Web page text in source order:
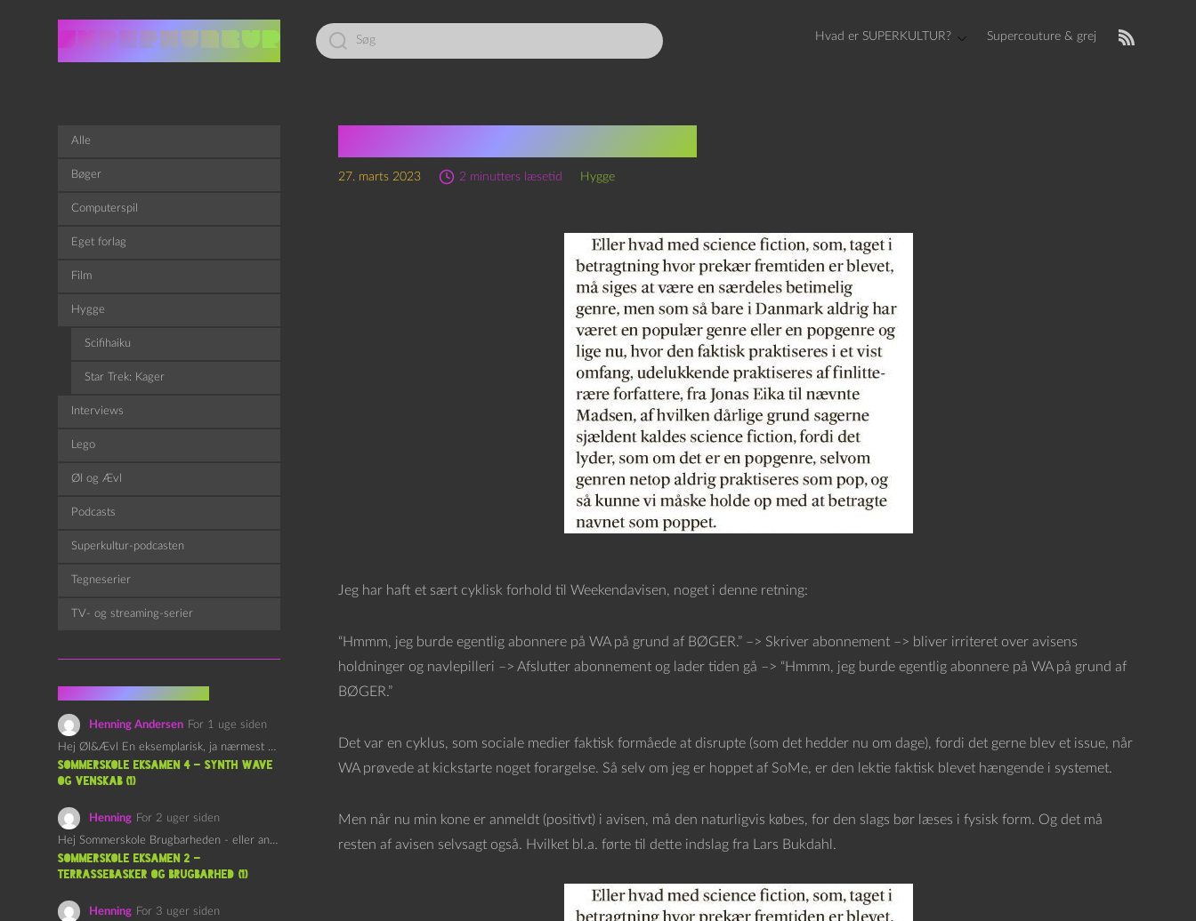
Led
efter:
Hvad er SUPERKULTUR? Supercouture & grej
27. marts 2023 2 minutters læsetid Hygge
Jeg har haft et sært cyklisk forhold til Weekendavisen, noget i denne retning:
“Hmmm, jeg burde egentlig abonnere på WA på grund af BØGER.” –> Skriver abonnement –> bliver irriteret over avisens
holdninger og navlepilleri –> Afslutter abonnement og lader tiden gå –> “Hmmm, jeg burde egentlig abonnere på WA på grund af
BØGER.”
Det var en cyklus, som sociale medier faktisk formåede at disrupte (som det hedder nu om dage), fordi det gerne blev et issue, når
WA prøvede at kickstarte noget forargelse. Så selv om jeg er hoppet af SoMe, er den lektie faktisk blevet hængende i systemet.
Men når nu min kone er anmeldt (positivt) i avisen, må den naturligvis købes, for den slags bør læses i fysisk form. Og det må
resten af avisen selvsagt også. Hvilket bl.a. førte til dette indslag fra Lars Bukdahl.
Alle
Bøger
Computerspil
Eget forlag
Film
Hygge
Scifihaiku
Star Trek: Kager
Interviews
Lego
Øl og Ævl
Podcasts
Superkultur-podcasten
Tegneserier
TV- og streaming-serier
Henning Andersen For 1 uge siden
Hej Øl&Ævl En eksemplarisk, ja nærmest yndefuld, afslutning på SOMMERSKOLEN.…
Sommerskole Eksamen 4 – Synth Wave
og Venskab (1)
Henning For 2 uger siden
Hej Sommerskole Brugbarheden - eller anvendeligheden - af "Øl&Ævl" er…
Sommerskole Eksamen 2 –
Terrassebasker og Brugbarhed (1)
Henning For 3 uger siden